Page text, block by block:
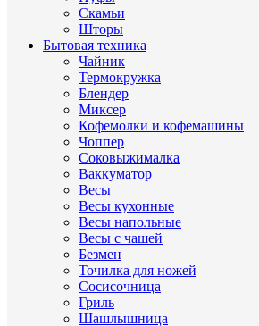
Скамьи
Шторы
Бытовая техника
Чайник
Термокружка
Блендер
Миксер
Кофемолки и кофемашины
Чоппер
Соковыжималка
Ваккуматор
Весы
Весы кухонные
Весы напольные
Весы с чашей
Безмен
Точилка для ножей
Сосисочница
Гриль
Шашлышница